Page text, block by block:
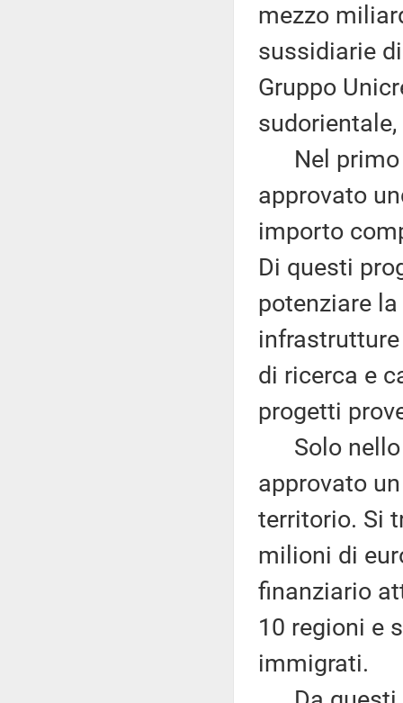
mezzo
sussidiarie
Gruppo
Nel primo
approvato
importo
Di questi
potenziare
di ricerca e
progetti
Solo nello
approvato
territorio. Si
milioni di
finanziario
10 regioni e
immigrati.